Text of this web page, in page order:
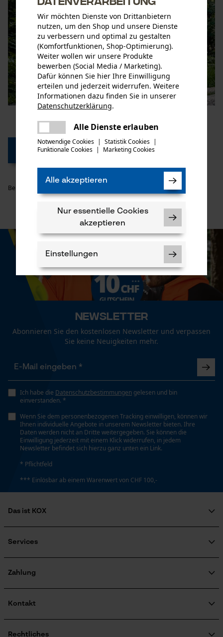
Zum Seitenanfang
Beitrag weiterempfehlen
Newsletter
Abonnieren Sie den kostenlosen Newsletter und verpassen
Sie keine Neuigkeiten mehr.
Ich habe die Datenschutzbestimmungen gelesen und bin
einverstanden. *
Wenn Sie dem personenbezogenen Tracking einwilligen, können wir
Ihnen individuelle Angebote in unserem Newsletter bieten. Ihre
Daten werden nicht an Dritte weitergegeben. Sie können die
Einwilligung jederzeit mit einem Klick widerrufen, in jedem
Newsletter befindet sich hierzu ganz unten ein Link.
* Pflichtfeld
*** Einlösbar ab einem Warenwert von CHF 100,-
Das ist KOX
Soziales Engagement
Newsletter-Anmeldung
Services
Zertifizierte Qualität von KOX
Zahlung
Kontakt
Bestellformular
Rechtliches
Wir möchten Dienste von Drittanbietern
nutzen, um den Shop und unsere Dienste
zu verbessern und optimal zu gestalten
(Komfortfunktionen, Shop-Optimierung).
Weiter wollen wir unsere Produkte
bewerben (Social Media / Marketing).
Dafür können Sie hier Ihre Einwilligung
erteilen und jederzeit widerrufen. Weitere
Informationen dazu finden Sie in unserer
Datenschutzerklärung.
Alle Dienste erlauben
Notwendige Cookies | Statistik Cookies |
Funktionale Cookies | Marketing Cookies
Alle akzeptieren
Nur essentielle Cookies
akzeptieren
Einstellungen
Notwendige Cookies
Prüfung setzen von Cookies
Speichern der Auswahl zur
Datenverarbeitung
Econda Tag Manager
Statistik Cookies
Es ist ein Fehler aufgetreten. Bitte
versuchen Sie es erneut.
mail